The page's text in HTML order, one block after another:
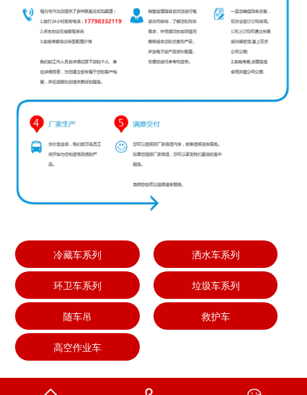
冷藏车系列 洒水车系列
环卫车系列 垃圾车系列
随车吊 救护车
高空作业车